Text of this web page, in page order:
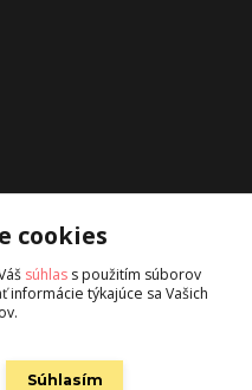
cookies
súhlas s použitím súborov
informácie týkajúce sa Vašich
Súhlasím